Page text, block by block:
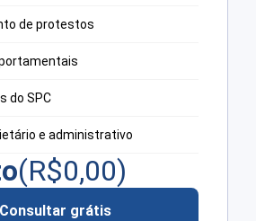
de protestos
do SPC
e administrativo
(R$0,00)
Consultar grátis